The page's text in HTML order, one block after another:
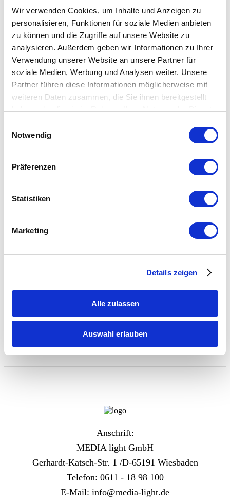
Wir verwenden Cookies, um Inhalte und Anzeigen zu
personalisieren, Funktionen für soziale Medien anbieten
zu können und die Zugriffe auf unsere Website zu
analysieren. Außerdem geben wir Informationen zu Ihrer
Verwendung unserer Website an unsere Partner für
soziale Medien, Werbung und Analysen weiter. Unsere
Partner führen diese Informationen möglicherweise mit
weiteren Daten zusammen, die Sie ihnen bereitgestellt
haben oder die sie im Rahmen Ihrer Nutzung der Dienste
Notwendig
Präferenzen
Statistiken
Marketing
Details zeigen
Alle zulassen
Auswahl erlauben
Zur Wunschliste hinzufügen
Faltzelt 3×6 m, nur Dach inkl. Druck
Zur Wunschliste hinzufügen
Faltzelt 3×6 m, 1 Wand inkl. Druck
Die hochwertigen PopUp-Faltzelte und –Pavillons sind vollflächig
bedruckbar, einfach und schnell aufzubauen und in zahlreichen
Größen erhältlich. Vom kleinen Basis-Werbestand bis zum Profi-
Messezelt finden Sie hier zahlreiche Zelt Versionen zur Auswahl.
garantieren eine hohe Belastbarkeit und eine lange Lebensdauer.
Anschrift:
MEDIA light GmbH
Gerhardt-Katsch-Str. 1 /D-65191 Wiesbaden
Telefon: 0611 - 18 98 100
E-Mail: info@media-light.de